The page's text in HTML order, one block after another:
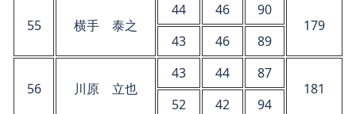
55 横手 泰之
44 46
90
179
43
46 89
56 川原 立也
43 44
87
181
52
42 94